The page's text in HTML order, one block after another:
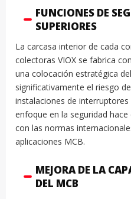
FUNCIONES DE
SUPERIORES
La carcasa interior de cada
colectoras VIOX se fabrica
una colocación estratégica
significativamente el riesgo
instalaciones de
enfoque en la seguridad
con las normas
aplicaciones MCB.
MEJORA DE LA
DEL MCB